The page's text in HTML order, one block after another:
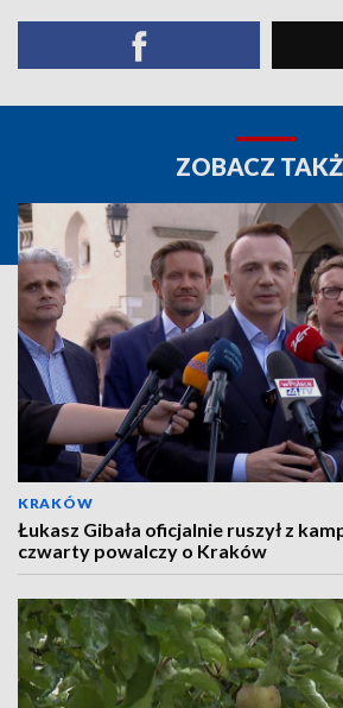
ZOBACZ
KRAKÓW
Łukasz Gibała oficjalnie ruszył z
czwarty powalczy o Kraków